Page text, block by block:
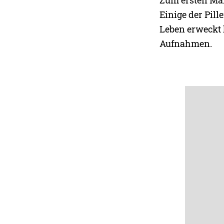
Einige der
Leben erweckt
Aufnahmen.